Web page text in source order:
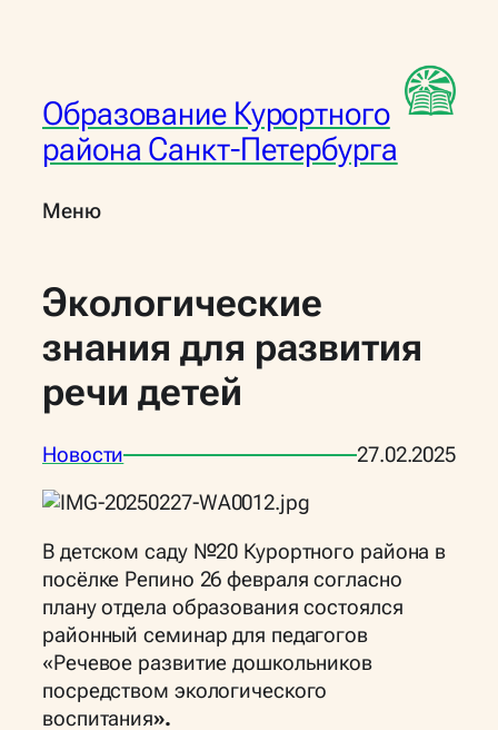
Образование Курортного
района Санкт-Петербурга
Меню
Экологические
знания для развития
речи детей
Новости 27.02.2025
В детском саду №20 Курортного района в
посёлке Репино 26 февраля согласно
плану отдела образования состоялся
районный семинар для педагогов
«Речевое развитие дошкольников
посредством экологического
воспитания».